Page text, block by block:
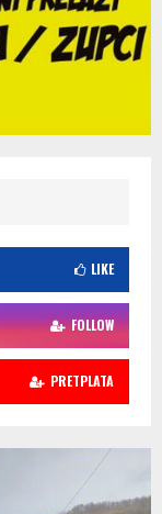
LIKE
FOLLOW
PRETPLATA